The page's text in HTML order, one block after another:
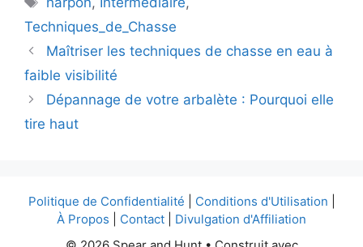
Techniques_de_Chasse
Maîtriser les techniques de chasse en eau à
faible visibilité
Dépannage de votre arbalète : Pourquoi elle
tire haut
Politique de Confidentialité Conditions d'Utilisation
À Propos
Contact
Divulgation d'Affiliation